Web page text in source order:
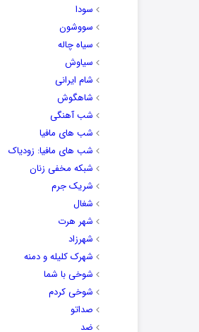
سودا
سووشون
سیاه چاله
سیاوش
شام ایرانی
شاهگوش
شب آهنگی
شب های مافیا
شب های مافیا: زودیاک
شبکه مخفی زنان
شریک جرم
شغال
شهر هرت
شهرزاد
شهرک کلیله و دمنه
شوخی با شما
شوخی کردم
صداتو
ضد